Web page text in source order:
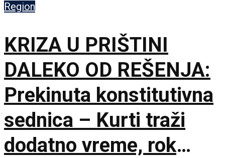
Region
KRIZA U PRIŠTINI
DALEKO OD REŠENJA:
Prekinuta konstitutivna
sednica – Kurti traži
dodatno vreme, rok